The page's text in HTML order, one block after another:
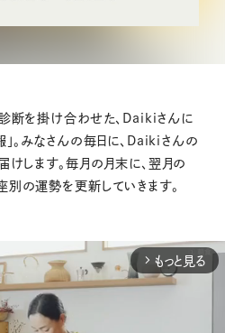
診断を掛け合わせた、Daikiさんに
」。みなさんの毎日に、Daikiさんの
けします。毎月の月末に、翌月の
の運勢を更新していきます。
arrow_forward_ios もっと見る